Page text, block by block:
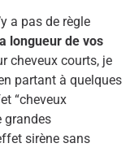
a pas de règle
longueur de vos
cheveux courts, je
partant à quelques
“cheveux
grandes
sirène sans